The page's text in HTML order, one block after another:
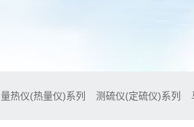
量热仪(热量仪)系列 测硫仪(定硫仪)系列